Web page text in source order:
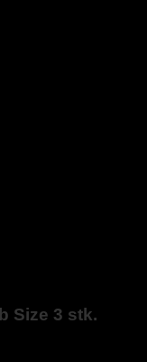
Size 3 stk.